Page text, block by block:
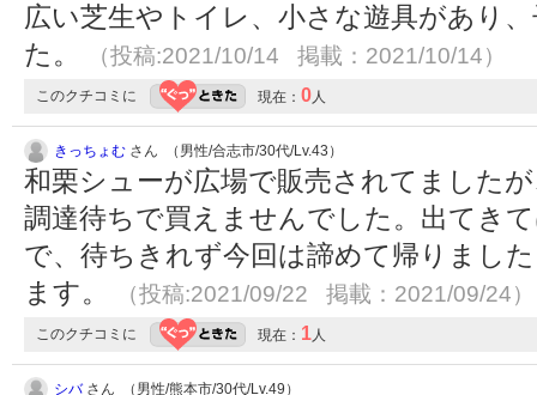
広い芝生やトイレ、小さな遊具があり
た。
（投稿:2021/10/14 掲載：2021/10/14）
このクチコミに 現在： 0人
きっちょむ さん （男性/合志市/30代/Lv.43）
和栗シューが広場で販売されてました
調達待ちで買えませんでした。出てき
で、待ちきれず今回は諦めて帰りまし
ます。
（投稿:2021/09/22 掲載：2021/09/24）
このクチコミに 現在： 1人
シバさん （男性/熊本市/30代/Lv.49）